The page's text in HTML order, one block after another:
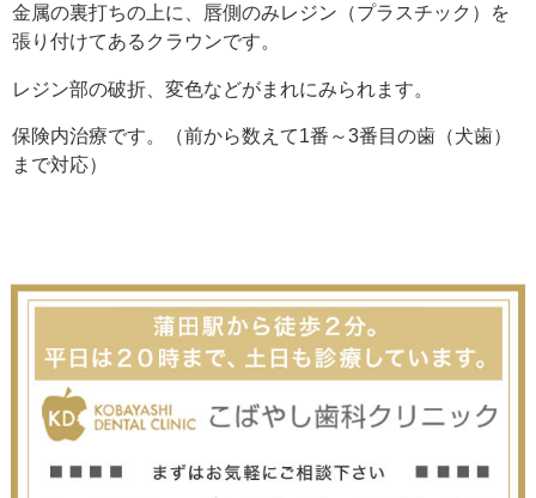
金属の裏打ちの上に、唇側のみレジン（プラスチック）を
張り付けてあるクラウンです。
レジン部の破折、変色などがまれにみられます。
保険内治療です。（前から数えて1番～3番目の歯（犬歯）
まで対応）